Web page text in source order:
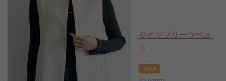
サイドプリーツベス
ト